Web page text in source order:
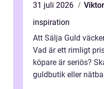
31 juli 2026
inspiration
Att Sälja Guld
Vad är ett rimligt
köpare är seriös?
guldbutik eller